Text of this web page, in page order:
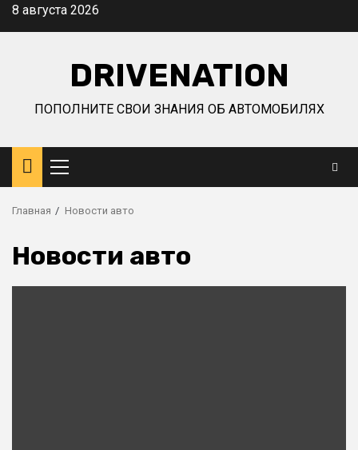
Перейти
8 августа 2026
DRIVENATION
ПОПОЛНИТЕ СВОИ ЗНАНИЯ ОБ АВТОМОБИЛЯХ
Основное
меню
Главная Новости авто
Новости авто